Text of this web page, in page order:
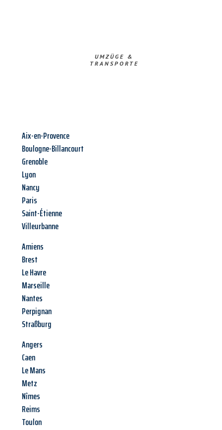
UMZÜGE &
TRANSPORTE
Aix-en-Provence
Boulogne-Billancourt
Grenoble
Lyon
Nancy
Paris
Saint-Étienne
Villeurbanne
Amiens
Brest
Le Havre
Marseille
Nantes
Perpignan
Straßburg
Angers
Caen
Le Mans
Metz
Nîmes
Reims
Toulon